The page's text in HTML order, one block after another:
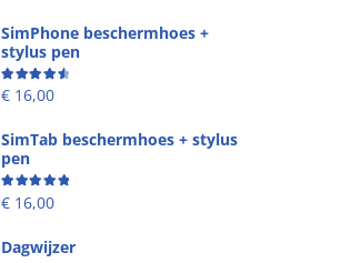
SimPhone beschermhoes +
stylus pen
Beoordeling
€ 16,00
SimTab beschermhoes + stylus
pen
Beoordeling
€ 16,00
Dagwijzer